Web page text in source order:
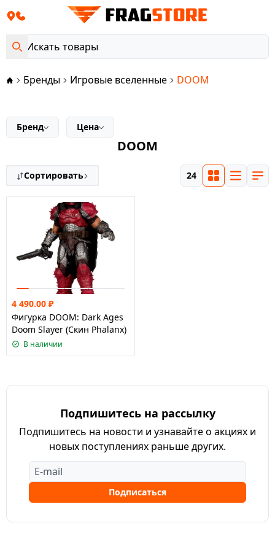
Бренды Игровые вселенные DOOM
Бренд Цена
DOOM
Сортировать 24
4 490.00 ₽
Фигурка DOOM: Dark Ages
Doom Slayer (Скин Phalanx)
В наличии
Подпишитесь на рассылку
Подпишитесь на новости и узнавайте о акциях и
новых поступлениях раньше других.
Подписаться